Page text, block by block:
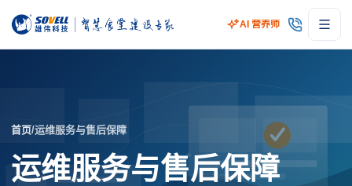
AI 营养师
首页/运维服务与售后保障
运维服务与售后保障